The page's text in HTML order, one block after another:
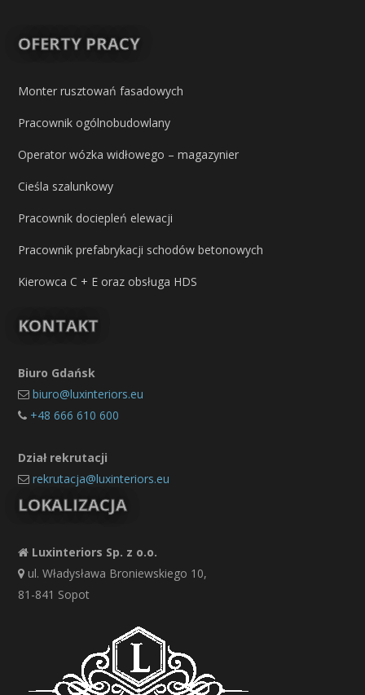
OFERTY PRACY
Monter rusztowań fasadowych
Pracownik ogólnobudowlany
Operator wózka widłowego – magazynier
Cieśla szalunkowy
Pracownik dociepleń elewacji
Pracownik prefabrykacji schodów betonowych
Kierowca C + E oraz obsługa HDS
KONTAKT
Biuro Gdańsk
biuro@luxinteriors.eu
+48 666 610 600
Dział rekrutacji
rekrutacja@luxinteriors.eu
LOKALIZACJA
Luxinteriors Sp. z o.o.
ul. Władysława Broniewskiego 10,
81-841 Sopot